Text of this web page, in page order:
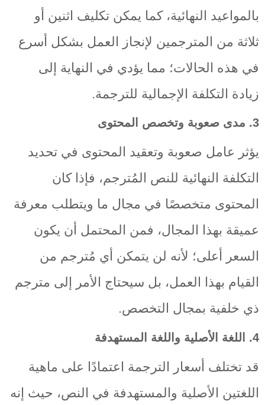
بالمواعيد النهائية، كما يمكن تكليف اثنين أو
ثلاثة من المترجمين لإنجاز العمل بشكل أسرع
في هذه الحالات؛ مما يؤدي في النهاية إلى
زيادة التكلفة الإجمالية للترجمة.
3. مدى صعوبة وتخصص المحتوى
يؤثر عامل صعوبة وتعقيد المحتوى في تحديد
التكلفة النهائية للنص المُترجم، فإذا كان
المحتوى متخصصًا في مجال ما ويتطلب معرفة
عميقة بهذا المجال، فمن المحتمل أن يكون
السعر أعلى؛ لأنه لن يتمكن أي مُترجم من
القيام بهذا العمل، بل سيحتاج الأمر إلى مترجم
ذي خلفية بمجال التخصص.
4. اللغة الأصلية واللغة المستهدفة
قد تختلف أسعار الترجمة اعتمادًا على ماهية
اللغتين الأصلية والمستهدفة في النص، حيث إنه